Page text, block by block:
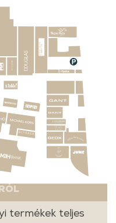
termékek teljes